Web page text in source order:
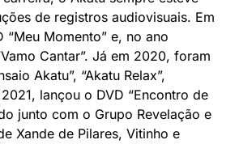
de registros audiovisuais. Em
“Meu Momento” e, no ano
Cantar”. Já em 2020, foram
Akatu”, “Akatu Relax”,
2021, lançou o DVD “Encontro de
junto com o Grupo Revelação e
Xande de Pilares, Vitinho e